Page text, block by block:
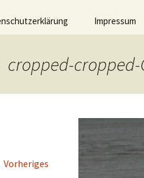
Impressum
cropped-cropped-
Vorheriges